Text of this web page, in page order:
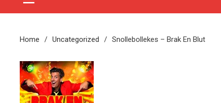
Home Uncategorized Snollebollekes – Brak En Blut